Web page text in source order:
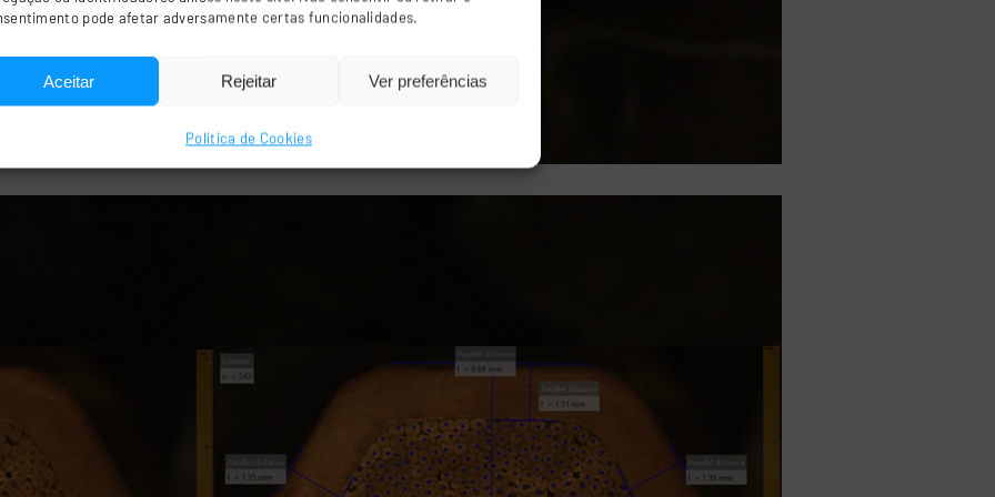
pode afetar adversamente certas funcionalidades.
Aceitar Rejeitar Ver preferências
Política de Cookies